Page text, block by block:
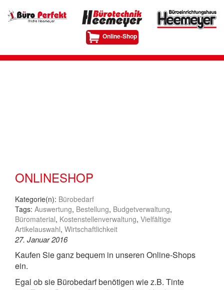
Online-Shop
ONLINESHOP
Kategorie(n): Bürobedarf
Tags: Auswertung, Bestellung, Budgetverwaltung,
Büromaterial, Kostenstellenverwaltung, Vielfältige
Artikelauswahl, Wirtschaftlichkeit
27. Januar 2016
Kaufen Sie ganz bequem in unseren Online-Shops
ein.
Egal ob sie Bürobedarf benötigen wie z.B. Tinte